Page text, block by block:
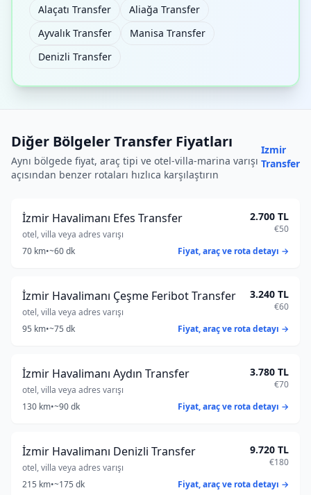
Alaçatı Transfer
Aliağa Transfer
Ayvalık Transfer
Manisa Transfer
Denizli Transfer
Diğer Bölgeler Transfer Fiyatları
Aynı bölgede fiyat, araç tipi ve otel-villa-marina varışı
açısından benzer rotaları hızlıca karşılaştırın
Izmir
Transfer
İzmir Havalimanı Efes Transfer
otel, villa veya adres varışı
2.700 TL
€50
70 km•~60 dk Fiyat, araç ve rota detayı →
İzmir Havalimanı Çeşme Feribot Transfer
otel, villa veya adres varışı
3.240 TL
€60
95 km•~75 dk Fiyat, araç ve rota detayı →
İzmir Havalimanı Aydın Transfer
otel, villa veya adres varışı
3.780 TL
€70
130 km•~90 dk Fiyat, araç ve rota detayı →
İzmir Havalimanı Denizli Transfer
otel, villa veya adres varışı
9.720 TL
€180
215 km•~175 dk Fiyat, araç ve rota detayı →